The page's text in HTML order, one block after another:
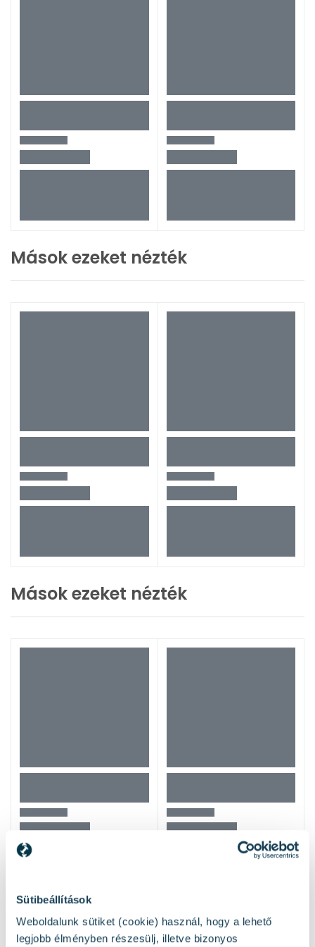
Sütibeállítások
Weboldalunk sütiket (cookie) használ, hogy a lehető
legjobb élményben részesülj, illetve bizonyos
Mások ezeket nézték
Mások ezeket nézték
Hasonló termékek